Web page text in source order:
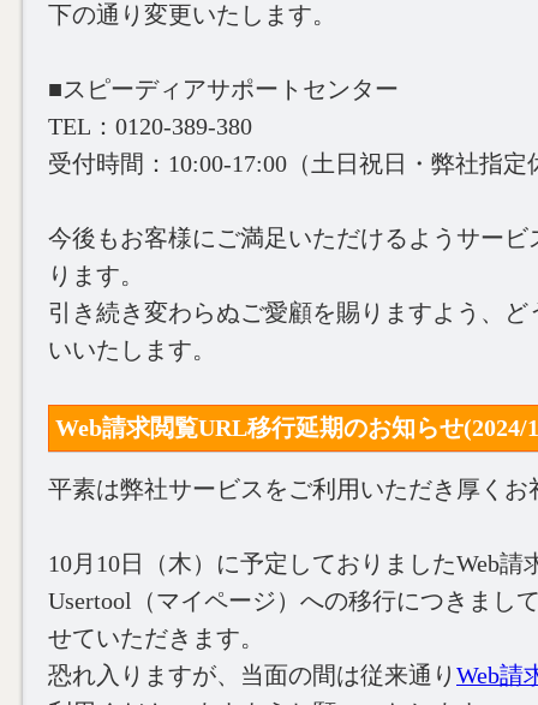
下の通り変更いたします。
■スピーディアサポートセンター
TEL：0120-389-380
受付時間：10:00‐17:00（土日祝日・弊社指
今後もお客様にご満足いただけるようサービ
ります。
引き続き変わらぬご愛顧を賜りますよう、ど
いいたします。
Web請求閲覧URL移行延期のお知らせ(2024/
平素は弊社サービスをご利用いただき厚くお
10月10日（木）に予定しておりましたWeb請
Usertool（マイページ）への移行につきまし
せていただきます。
恐れ入りますが、当面の間は従来通り Web請